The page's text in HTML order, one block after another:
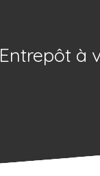
Entrepôt à